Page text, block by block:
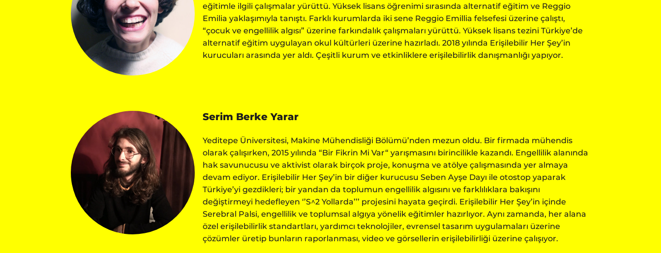
eğitimle ilgili çalışmalar yürüttü. Yüksek lisans öğrenimi sırasında alternatif eğitim ve Reggio
Emilia yaklaşımıyla tanıştı. Farklı kurumlarda iki sene Reggio Emillia felsefesi üzerine çalıştı,
“çocuk ve engellilik algısı” üzerine farkındalık çalışmaları yürüttü. Yüksek lisans tezini Türkiye’de
alternatif eğitim uygulayan okul kültürleri üzerine hazırladı. 2018 yılında Erişilebilir Her Şey’in
kurucuları arasında yer aldı. Çeşitli kurum ve etkinliklere erişilebilirlik danışmanlığı yapıyor.
Serim Berke Yarar
Yeditepe Üniversitesi, Makine Mühendisliği Bölümü’nden mezun oldu. Bir firmada mühendis
olarak çalışırken, 2015 yılında “Bir Fikrin Mi Var“ yarışmasını birincilikle kazandı. Engellilik alanında
hak savunucusu ve aktivist olarak birçok proje, konuşma ve atölye çalışmasında yer almaya
devam ediyor. Erişilebilir Her Şey’in bir diğer kurucusu Seben Ayşe Dayı ile otostop yaparak
Türkiye’yi gezdikleri; bir yandan da toplumun engellilik algısını ve farklılıklara bakışını
değiştirmeyi hedefleyen ‘’S^2 Yollarda’’’ projesini hayata geçirdi. Erişilebilir Her Şey’in içinde
Serebral Palsi, engellilik ve toplumsal algıya yönelik eğitimler hazırlıyor. Aynı zamanda, her alana
özel erişilebilirlik standartları, yardımcı teknolojiler, evrensel tasarım uygulamaları üzerine
çözümler üretip bunların raporlanması, video ve görsellerin erişilebilirliği üzerine çalışıyor.